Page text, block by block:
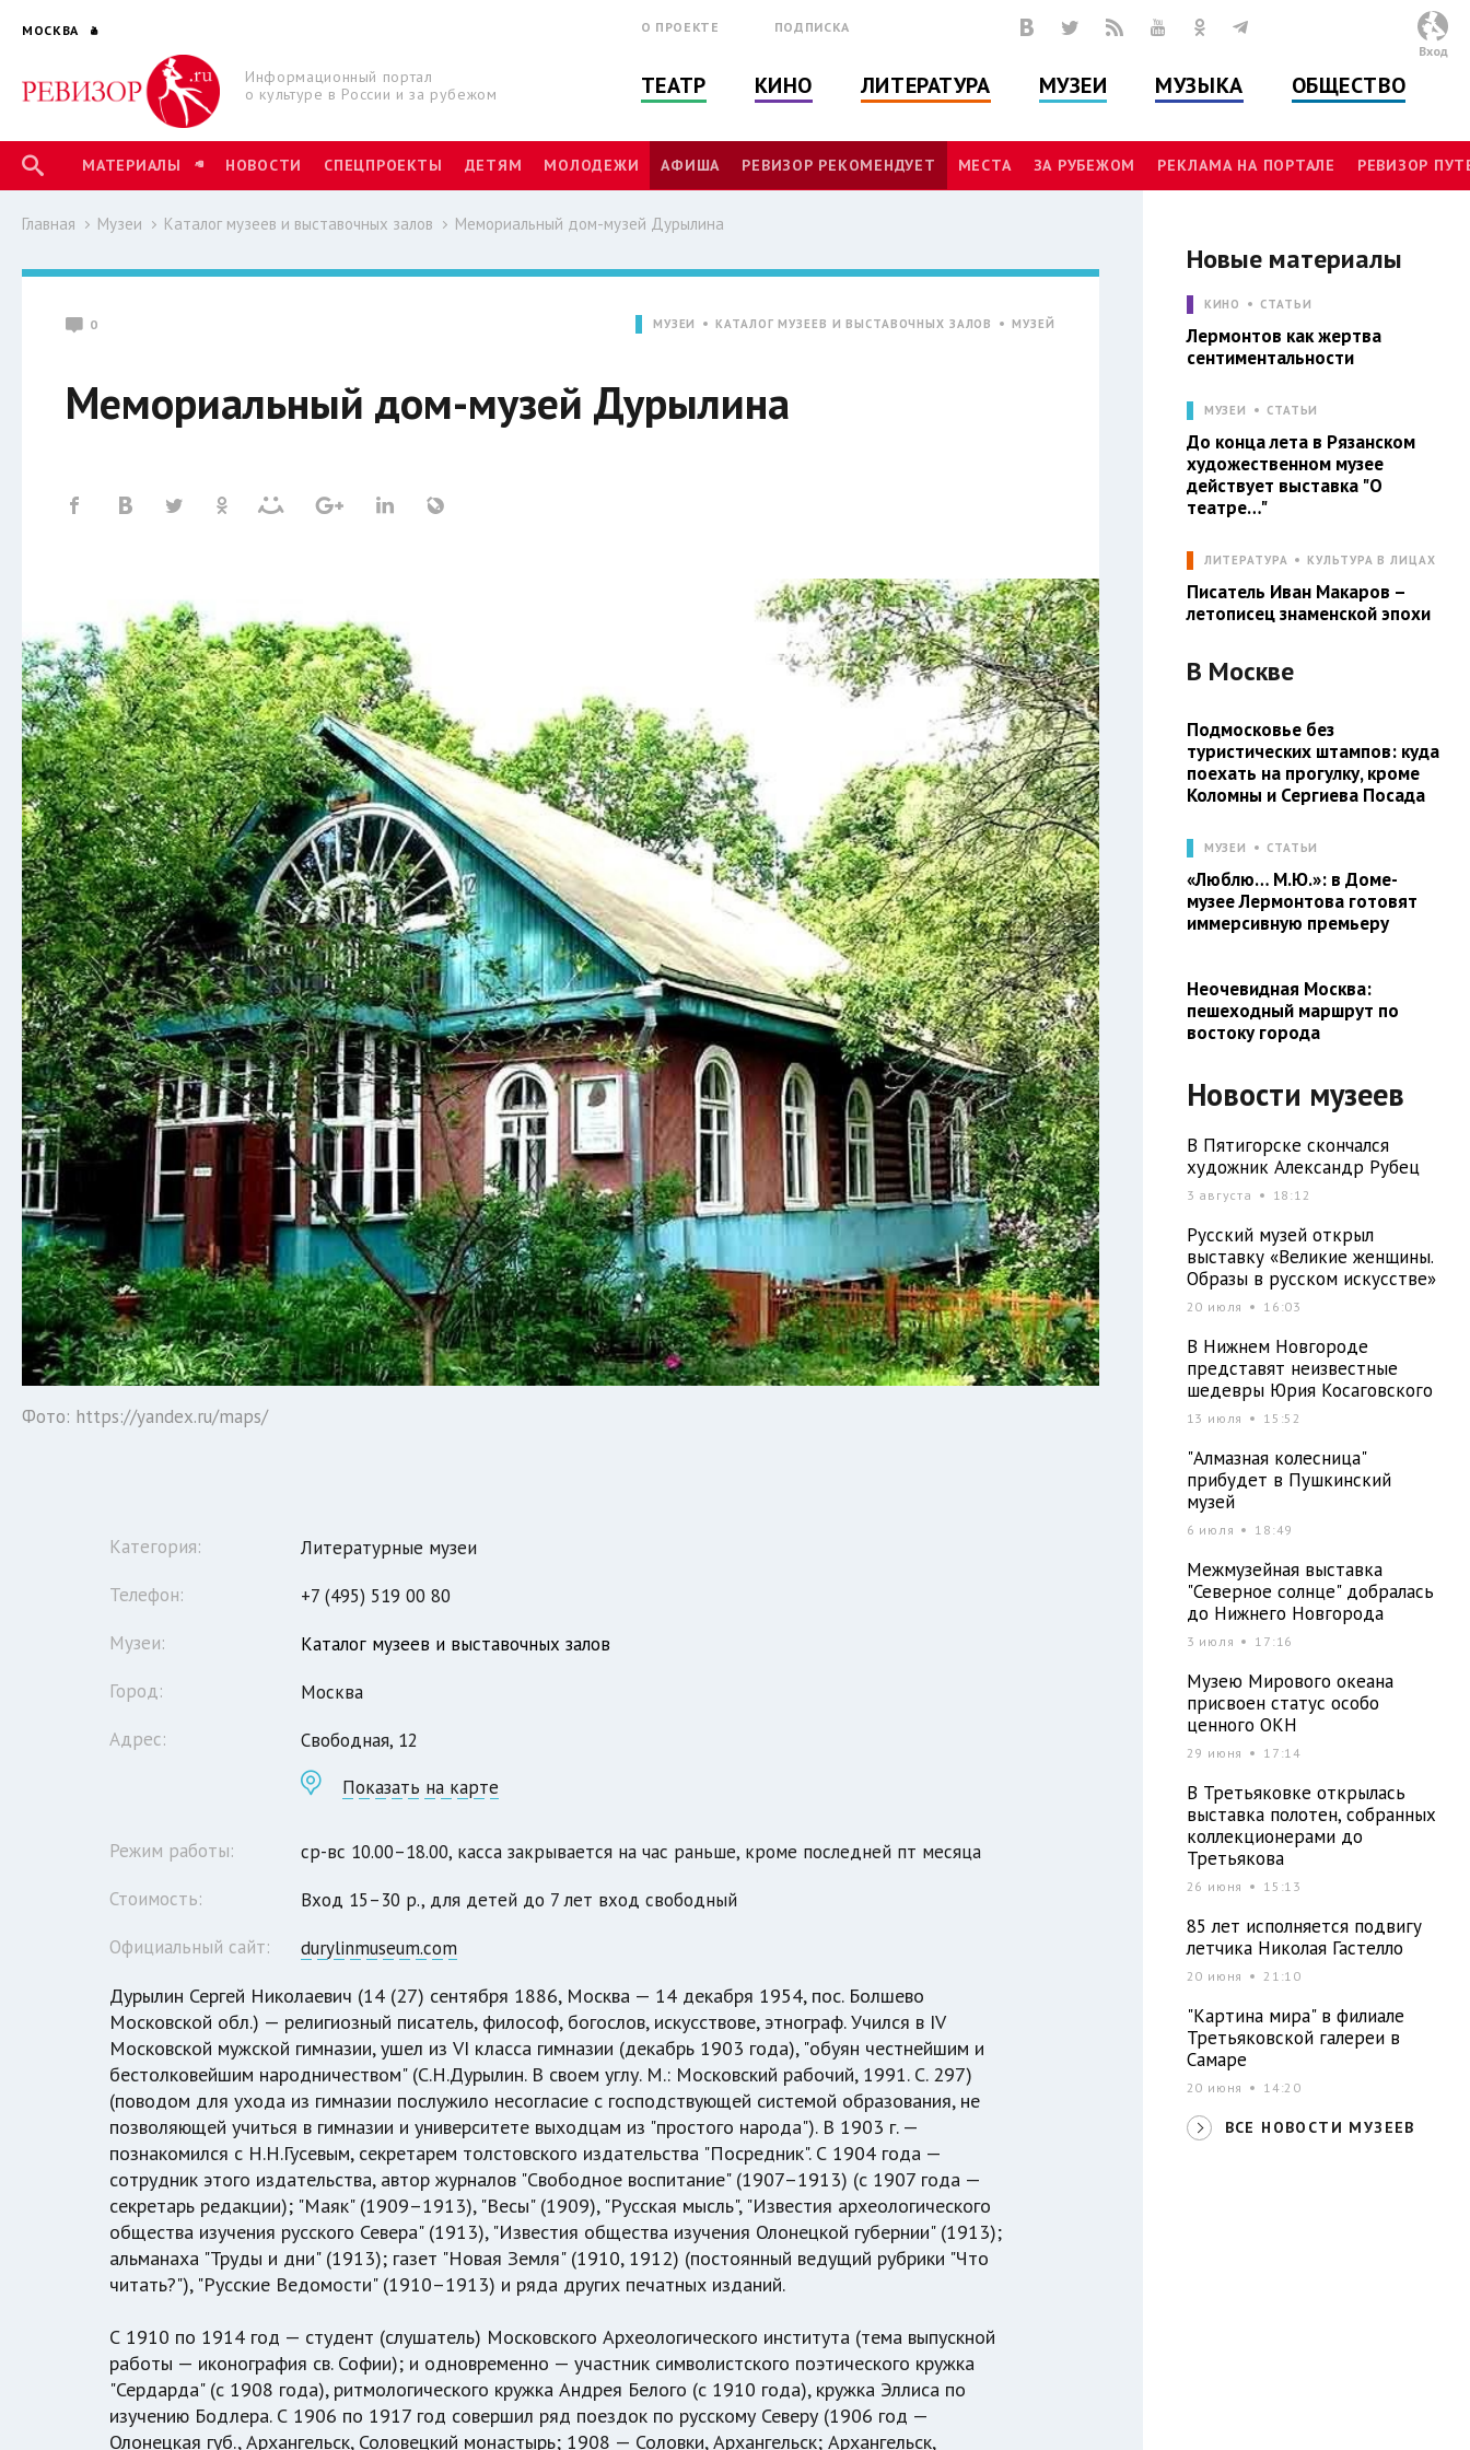
МОСКВА
Информационный портал
о культуре в России и за рубежом
О ПРОЕКТЕ ПОДПИСКА
ТЕАТР КИНО ЛИТЕРАТУРА МУЗЕИ МУЗЫКА ОБЩЕСТВО
Вход
МАТЕРИАЛЫ НОВОСТИ СПЕЦПРОЕКТЫ ДЕТЯМ МОЛОДЕЖИ АФИША РЕВИЗОР РЕКОМЕНДУЕТ МЕСТА ЗА РУБЕЖОМ РЕКЛАМА НА ПОРТАЛЕ РЕВИЗОР
Главная Музеи Каталог музеев и выставочных залов Мемориальный дом-музей Дурылина
0 МУЗЕИ КАТАЛОГ МУЗЕЕВ И ВЫСТАВОЧНЫХ ЗАЛОВ МУЗЕЙ
Мемориальный дом-музей Дурылина
Фото: https://yandex.ru/maps/
Категория:
Литературные музеи
Телефон:
+7 (495) 519 00 80
Музеи:
Каталог музеев и выставочных залов
Город:
Москва
Адрес:
Свободная, 12
Показать на карте
Режим работы:
ср-вс 10.00–18.00, касса закрывается на час раньше, кроме последней пт месяца
Стоимость:
Вход 15–30 р., для детей до 7 лет вход свободный
Официальный сайт:
durylinmuseum.com
Дурылин Сергей Николаевич (14 (27) сентября 1886, Москва — 14 декабря 1954, пос. Болшево
Московской обл.) — религиозный писатель, философ, богослов, искусствове, этнограф. Учился в IV
Московской мужской гимназии, ушел из VI класса гимназии (декабрь 1903 года), "обуян честнейшим и
бестолковейшим народничеством" (С.Н.Дурылин. В своем углу. М.: Московский рабочий, 1991. С. 297)
(поводом для ухода из гимназии послужило несогласие с господствующей системой образования, не
позволяющей учиться в гимназии и университете выходцам из "простого народа"). В 1903 г. —
познакомился с Н.Н.Гусевым, секретарем толстовского издательства "Посредник". С 1904 года —
сотрудник этого издательства, автор журналов "Свободное воспитание" (1907–1913) (с 1907 года —
секретарь редакции); "Маяк" (1909–1913), "Весы" (1909), "Русская мысль", "Известия археологического
общества изучения русского Севера" (1913), "Известия общества изучения Олонецкой губернии" (1913);
альманаха "Труды и дни" (1913); газет "Новая Земля" (1910, 1912) (постоянный ведущий рубрики "Что
читать?"), "Русские Ведомости" (1910–1913) и ряда других печатных изданий.
С 1910 по 1914 год — студент (слушатель) Московского Археологического института (тема выпускной
работы — иконография св. Софии); и одновременно — участник символистского поэтического кружка
"Сердарда" (с 1908 года), ритмологического кружка Андрея Белого (с 1910 года), кружка Эллиса по
изучению Бодлера. С 1906 по 1917 год совершил ряд поездок по русскому Северу (1906 год —
Олонецкая губ., Архангельск, Соловецкий монастырь; 1908 — Соловки, Архангельск; Архангельск,
Новые материалы
КИНО СТАТЬИ
Лермонтов как жертва
сентиментальности
МУЗЕИ СТАТЬИ
До конца лета в Рязанском
художественном музее
действует выставка "О
театре…"
ЛИТЕРАТУРА КУЛЬТУРА В ЛИЦАХ
Писатель Иван Макаров –
летописец знаменской эпохи
В Москве
Подмосковье без
туристических штампов: куда
поехать на прогулку, кроме
Коломны и Сергиева Посада
МУЗЕИ СТАТЬИ
«Люблю… М.Ю.»: в Доме-
музее Лермонтова готовят
иммерсивную премьеру
Неочевидная Москва:
пешеходный маршрут по
востоку города
Новости музеев
В Пятигорске скончался
художник Александр Рубец
3 августа 18:12
Русский музей открыл
выставку «Великие женщины.
Образы в русском искусстве»
20 июля 16:03
В Нижнем Новгороде
представят неизвестные
шедевры Юрия Косаговского
13 июля 15:52
"Алмазная колесница"
прибудет в Пушкинский
музей
6 июля 18:49
Межмузейная выставка
"Северное солнце" добралась
до Нижнего Новгорода
3 июля 17:16
Музею Мирового океана
присвоен статус особо
ценного ОКН
29 июня 17:14
В Третьяковке открылась
выставка полотен, собранных
коллекционерами до
Третьякова
26 июня 15:13
85 лет исполняется подвигу
летчика Николая Гастелло
20 июня 21:10
"Картина мира" в филиале
Третьяковской галереи в
Самаре
20 июня 14:20
ВСЕ НОВОСТИ МУЗЕЕВ